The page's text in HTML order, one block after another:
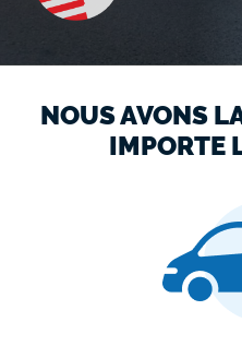
NOUS AVONS
IMPORTE